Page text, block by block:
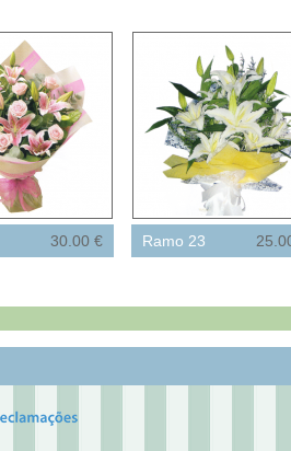
30.00 € Ramo 23